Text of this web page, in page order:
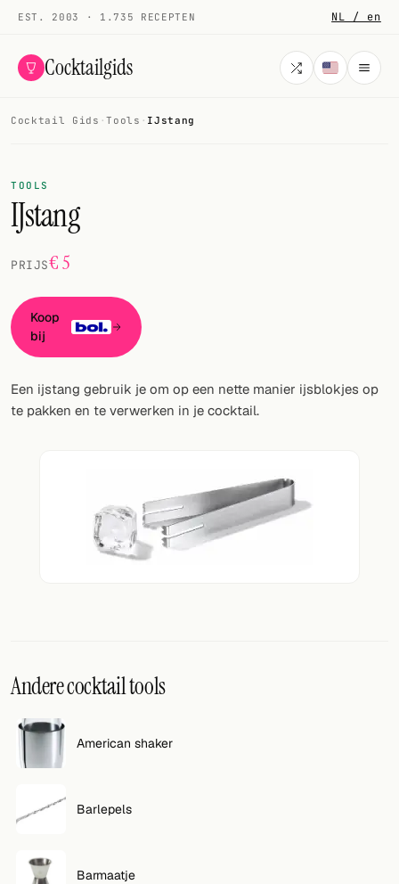
EST. 2003 · 1.735 RECEPTEN NL / en
Cocktailgids
COCKTAILS
Alle cocktails
Smoothies
Mijn drank
Willekeurig drankje
Cocktail bar
Eenheden
Links
Zoeken
Twitter
Cocktail Gids ·Tools · IJstang
TOOLS
IJstang
PRIJS€ 5
Koop
bij
Een ijstang gebruik je om op een nette manier ijsblokjes op
te pakken en te verwerken in je cocktail.
Andere cocktail tools
American shaker
Barlepels
Barmaatje